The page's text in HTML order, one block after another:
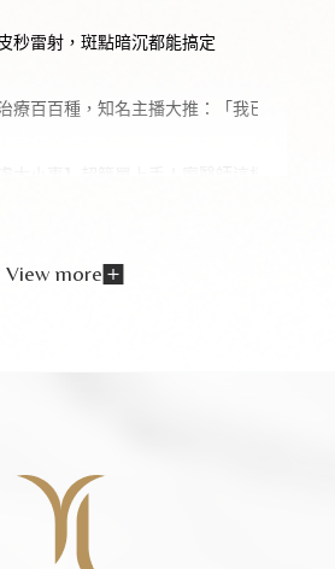
秒雷射，斑點暗沉都能搞定
療百百種，知名主播大推：「我已經做第
View more